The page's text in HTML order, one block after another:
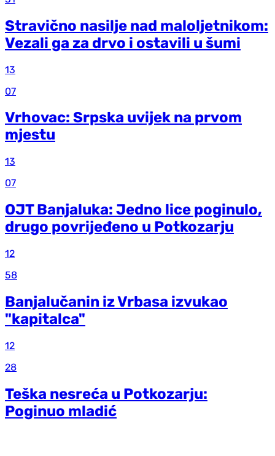
Stravično nasilje nad maloljetnikom:
Vezali ga za drvo i ostavili u šumi
13
07
Vrhovac: Srpska uvijek na prvom
mjestu
13
07
OJT Banjaluka: Jedno lice poginulo,
drugo povrijeđeno u Potkozarju
12
58
Banjalučanin iz Vrbasa izvukao
"kapitalca"
12
28
Teška nesreća u Potkozarju:
Poginuo mladić